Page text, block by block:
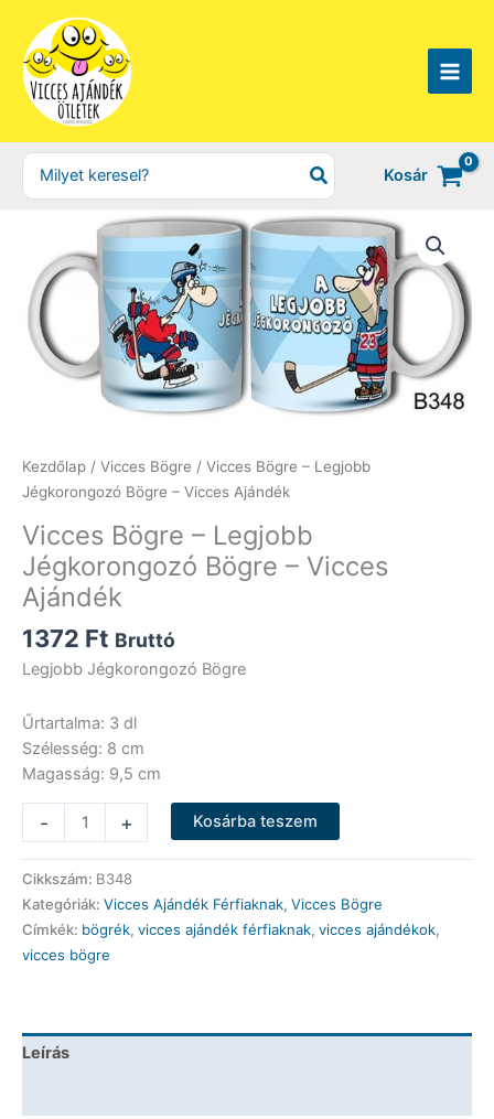
content
Search
for:
Kosár
Kezdőlap / Vicces Bögre / Vicces Bögre – Legjobb
Jégkorongozó Bögre – Vicces Ajándék
Vicces Bögre – Legjobb
Jégkorongozó Bögre – Vicces
Ajándék
1372 Ft Bruttó
Legjobb Jégkorongozó Bögre
Űrtartalma: 3 dl
Szélesség: 8 cm
Magasság: 9,5 cm
-
Bögre
-
Legjobb
Jégkorongozó
Bögre
-
mennyiség
+ Kosárba teszem
Cikkszám: B348
Kategóriák: Vicces Ajándék Férfiaknak, Vicces Bögre
Címkék: bögrék, vicces ajándék férfiaknak, vicces ajándékok,
vicces bögre
Leírás